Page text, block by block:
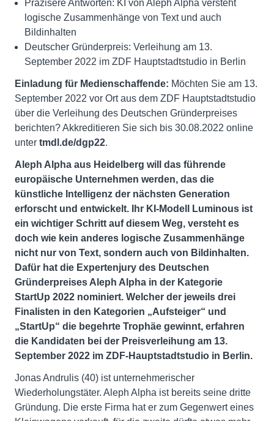
Präzisere Antworten: KI von Aleph Alpha versteht
logische Zusammenhänge von Text und auch
Bildinhalten
Deutscher Gründerpreis: Verleihung am 13.
September 2022 im ZDF Hauptstadtstudio in Berlin
Einladung für Medienschaffende: Möchten Sie am 13.
September 2022 vor Ort aus dem ZDF Hauptstadtstudio
über die Verleihung des Deutschen Gründerpreises
berichten? Akkreditieren Sie sich bis 30.08.2022 online
unter tmdl.de/dgp22.
Aleph Alpha aus Heidelberg will das führende
europäische Unternehmen werden, das die
künstliche Intelligenz der nächsten Generation
erforscht und entwickelt. Ihr KI-Modell Luminous ist
ein wichtiger Schritt auf diesem Weg, versteht es
doch wie kein anderes logische Zusammenhänge
nicht nur von Text, sondern auch von Bildinhalten.
Dafür hat die Expertenjury des Deutschen
Gründerpreises Aleph Alpha in der Kategorie
StartUp 2022 nominiert. Welcher der jeweils drei
Finalisten in den Kategorien „Aufsteiger“ und
„StartUp“ die begehrte Trophäe gewinnt, erfahren
die Kandidaten bei der Preisverleihung am 13.
September 2022 im ZDF-Hauptstadtstudio in Berlin.
Jonas Andrulis (40) ist unternehmerischer
Wiederholungstäter. Aleph Alpha ist bereits seine dritte
Gründung. Die erste Firma hat er zum Gegenwert eines